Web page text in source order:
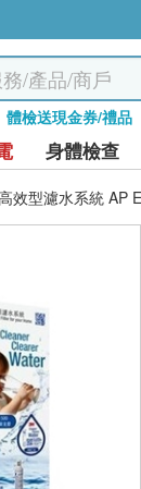
體檢送現金券/禮品
身體檢查
效型濾水系統 AP